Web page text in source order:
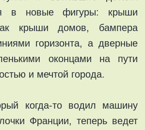
в новые фигуры: крыши
крыши домов, бампера
горизонта, а дверные
оконцами на пути
и мечтой города.
когда-то водил машину
Франции, теперь ведет